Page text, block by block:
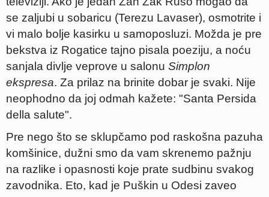
se zaljubi u sobaricu (Terezu Lavaser), osmotrite i
vi malo bolje kasirku u samoposluzi. Možda je pre
bekstva iz Rogatice tajno pisala poeziju, a noću
sanjala divlje veprove u salonu Simplon
ekspresa. Za prilaz na brinite dobar je svaki. Nije
neophodno da joj odmah kažete: "Santa Persida
della salute".
Pre nego što se sklupčamo pod raskošna pazuha
komšinice, dužni smo da vam skrenemo pažnju
na razlike i opasnosti koje prate sudbinu svakog
zavodnika. Eto, kad je Puškin u Odesi zaveo